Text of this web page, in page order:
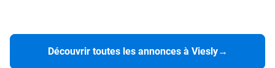
Découvrir toutes les annonces à Viesly→